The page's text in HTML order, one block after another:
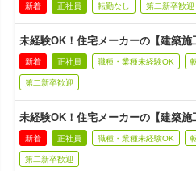
新着 正社員 転勤なし 第二新卒歓迎
未経験OK！住宅メーカーの【建築
新着 正社員 職種・業種未経験OK
第二新卒歓迎
未経験OK！住宅メーカーの【建築
新着 正社員 職種・業種未経験OK
第二新卒歓迎